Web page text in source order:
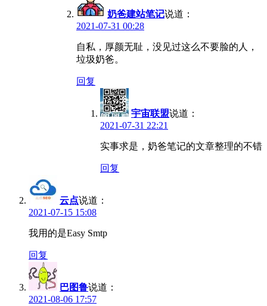
奶爸建站笔记说道：
2021-07-31 00:28
自私，厚颜无耻，没见过这么不要脸的人，
垃圾奶爸。
回复
宇宙联盟说道：
2021-07-31 22:21
实事求是，奶爸笔记的文章整理的不错
回复
云点说道：
2021-07-15 15:08
我用的是Easy Smtp
回复
巴图鲁说道：
2021-08-06 17:57